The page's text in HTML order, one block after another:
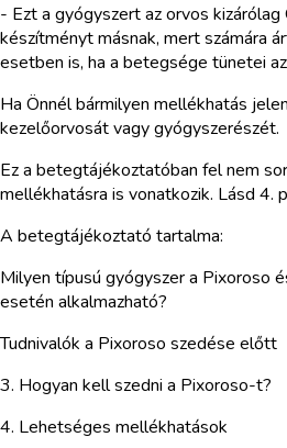
- Ezt a gyógyszert az orvos
készítményt másnak, mert számára
esetben is, ha a betegsége tünetei
Ha Önnél bármilyen mellékhatás
kezelőorvosát vagy gyógyszerészét.
Ez a betegtájékoztatóban fel nem
mellékhatásra is vonatkozik. Lásd 4.
A betegtájékoztató tartalma:
Milyen típusú gyógyszer a Pixoroso
esetén alkalmazható?
Tudnivalók a Pixoroso szedése előtt
3. Hogyan kell szedni a Pixoroso-t?
4. Lehetséges mellékhatások